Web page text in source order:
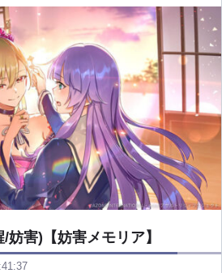
害)【妨害メモリア】